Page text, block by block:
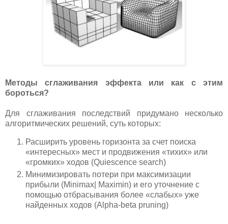
Методы сглаживания эффекта или как с этим
бороться?
Для сглаживания последствий придумано несколько
алгоритмических решений, суть которых:
Расширить уровень горизонта за счет поиска
«интересных» мест и продвижения «тихих» или
«громких» ходов (Quiescence search)
Минимизировать потери при максимизации
прибыли (Minimax| Maximin) и его уточнение с
помощью отбрасывания более «слабых» уже
найденных ходов (Alpha-beta pruning)